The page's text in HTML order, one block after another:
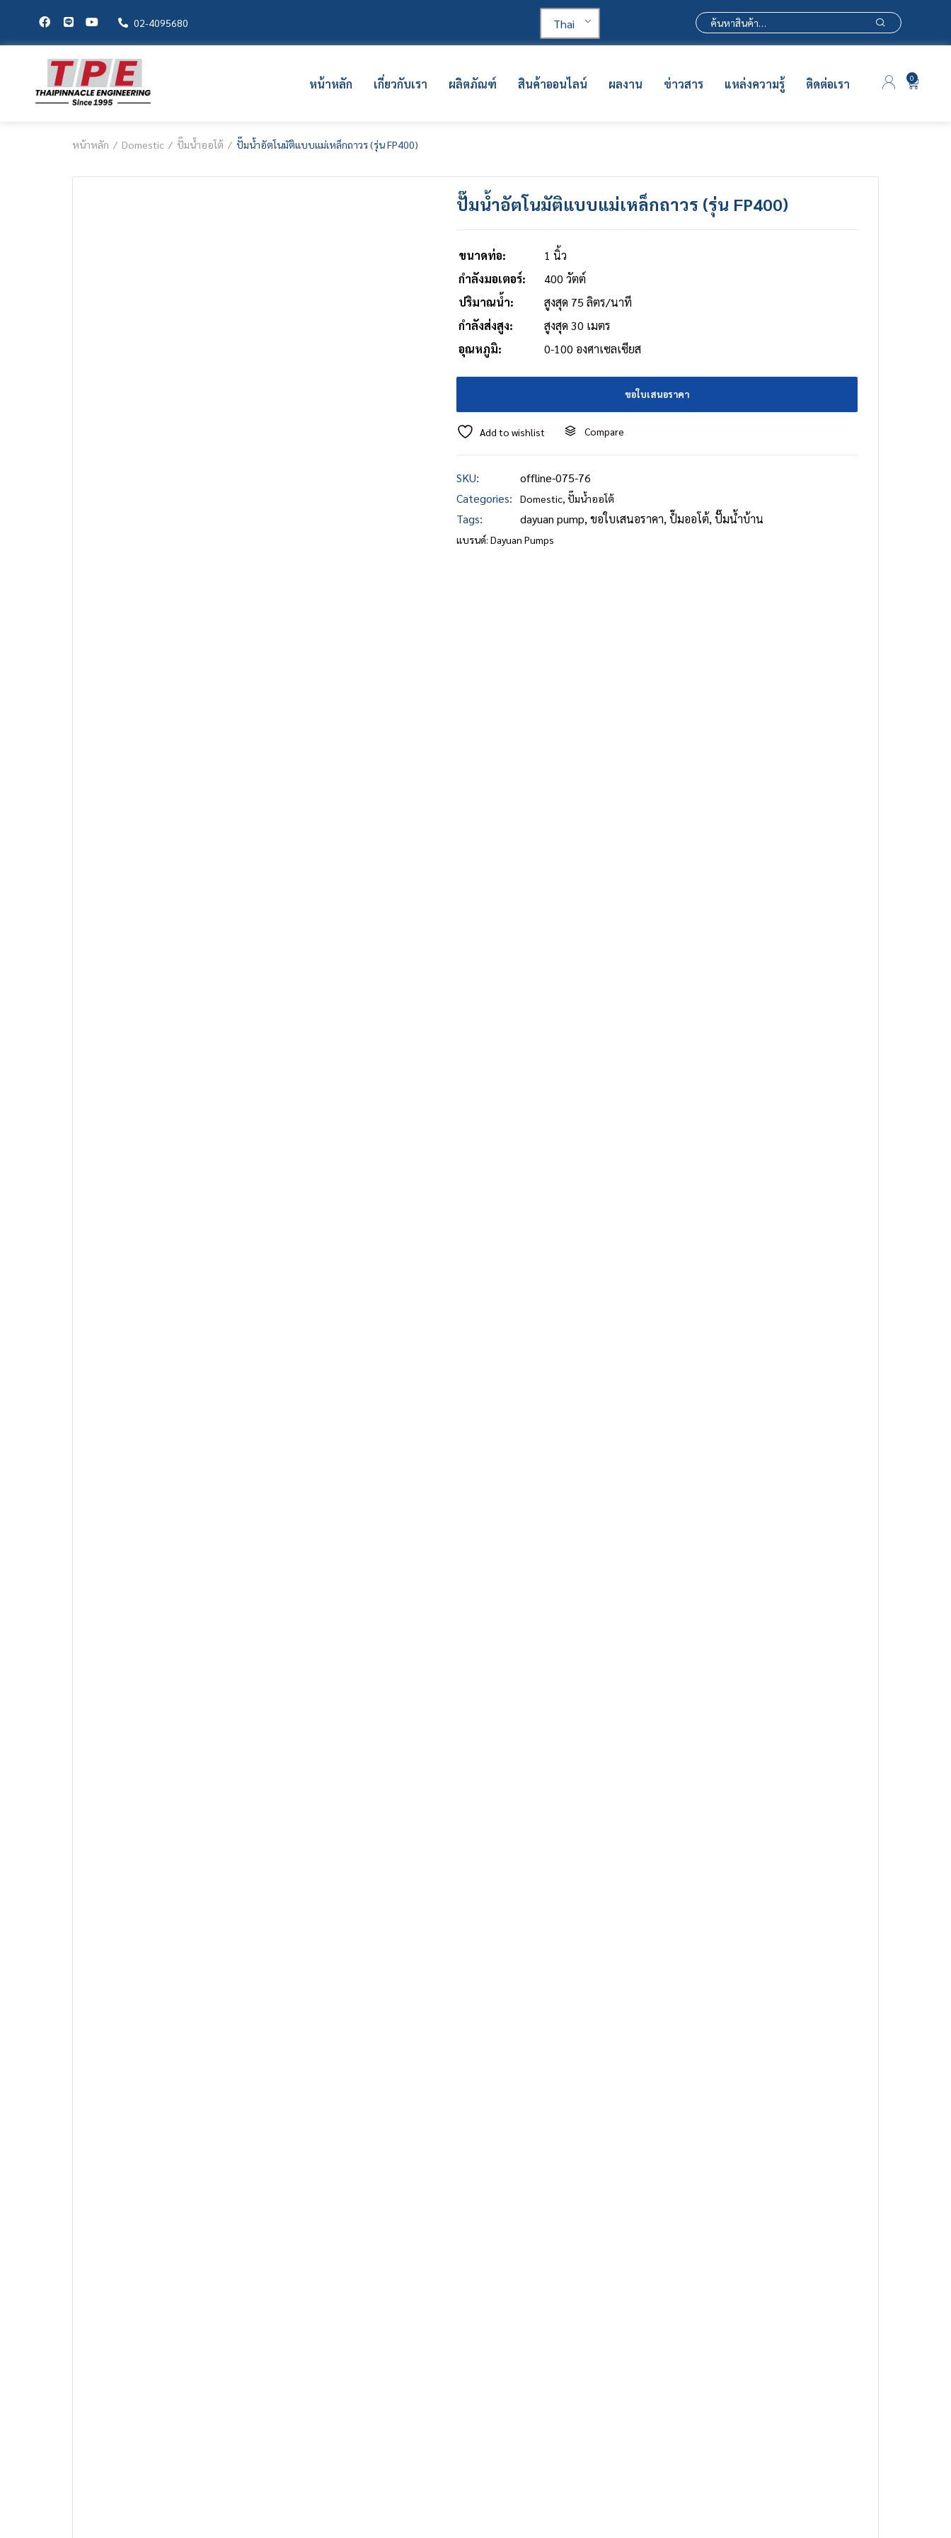
02-4095680 Thai
0
หน้าหลัก เกี่ยวกับเรา ผลิตภัณฑ์ สินค้าออนไลน์ ผลงาน ข่าวสาร แหล่งความรู้ ติดต่อเรา
หน้าหลัก Domestic ปั๊มน้ำออโต้ ปั๊มน้ำอัตโนมัติแบบแม่เหล็กถาวร (รุ่น FP400)
ปั๊มน้ำอัตโนมัติแบบแม่เหล็กถาวร (รุ่น FP400)
ขนาดท่อ:
1 นิ้ว
กำลังมอเตอร์:
400 วัตต์
ปริมาณน้ำ:
สูงสุด 75 ลิตร/นาที
กำลังส่งสูง:
สูงสุด 30 เมตร
อุณหภูมิ:
0-100 องศาเซลเซียส
ขอใบเสนอราคา
Add to wishlist Compare
SKU:
offline-075-76
Categories:
Domestic, ปั๊มน้ำออโต้
Tags: dayuan pump,ขอใบเสนอราคา,ปํ๊มออโต้,ปั๊มน้ำบ้าน
แบรนด์: Dayuan Pumps